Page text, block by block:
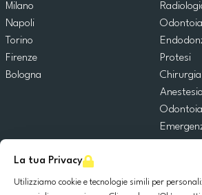
La tua Privacy
Utilizziamo cookie e tecnologie simili per
Milano
Napoli
Torino
Firenze
Bologna
Protesi